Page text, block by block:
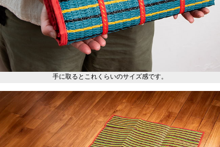
手に取るとこれくらいのサイズ感です。